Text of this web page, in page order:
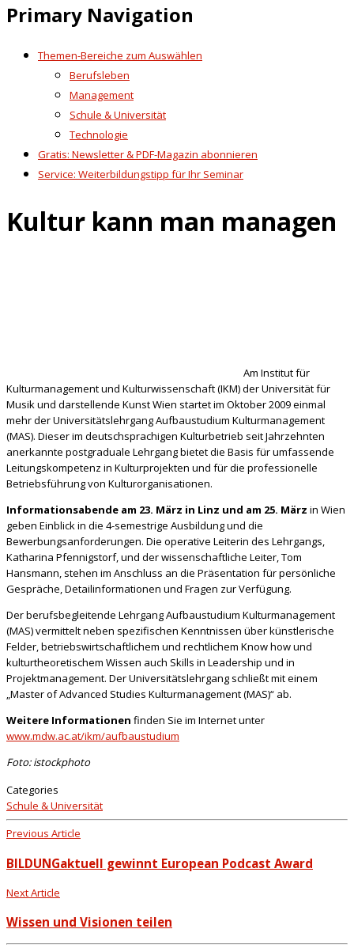
Primary Navigation
Themen-Bereiche zum Auswählen
Berufsleben
Management
Schule & Universität
Technologie
Gratis: Newsletter & PDF-Magazin abonnieren
Service: Weiterbildungstipp für Ihr Seminar
Kultur kann man managen
Am Institut für
Kulturmanagement und Kulturwissenschaft (IKM) der Universität für
Musik und darstellende Kunst Wien startet im Oktober 2009 einmal
mehr der Universitätslehrgang Aufbaustudium Kulturmanagement
(MAS). Dieser im deutschsprachigen Kulturbetrieb seit Jahrzehnten
anerkannte postgraduale Lehrgang bietet die Basis fürumfassende
Leitungskompetenz in Kulturprojekten und für die professionelle
Betriebsführung von Kulturorganisationen.
Informationsabende am 23. März in Linz und am 25. März in Wien
geben Einblick in die 4-semestrige Ausbildung und die
Bewerbungsanforderungen. Die operative Leiterin des Lehrgangs,
Katharina Pfennigstorf, und der wissenschaftliche Leiter, Tom
Hansmann, stehen im Anschluss an die Präsentation für persönliche
Gespräche, Detailinformationen und Fragen zur Verfügung.
Der berufsbegleitende Lehrgang Aufbaustudium Kulturmanagement
(MAS) vermittelt neben spezifischen Kenntnissen über künstlerische
Felder, betriebswirtschaftlichem und rechtlichem Know how und
kulturtheoretischem Wissen auch Skills in Leadership und in
Projektmanagement. Der Universitätslehrgang schließt mit einem
„Master of Advanced Studies Kulturmanagement (MAS)“ ab.
Weitere Informationen finden Sie im Internet unter
www.mdw.ac.at/ikm/aufbaustudium
Foto: istockphoto
Categories
Schule & Universität
Previous Article
BILDUNGaktuell gewinnt European Podcast Award
Next Article
Wissen und Visionen teilen